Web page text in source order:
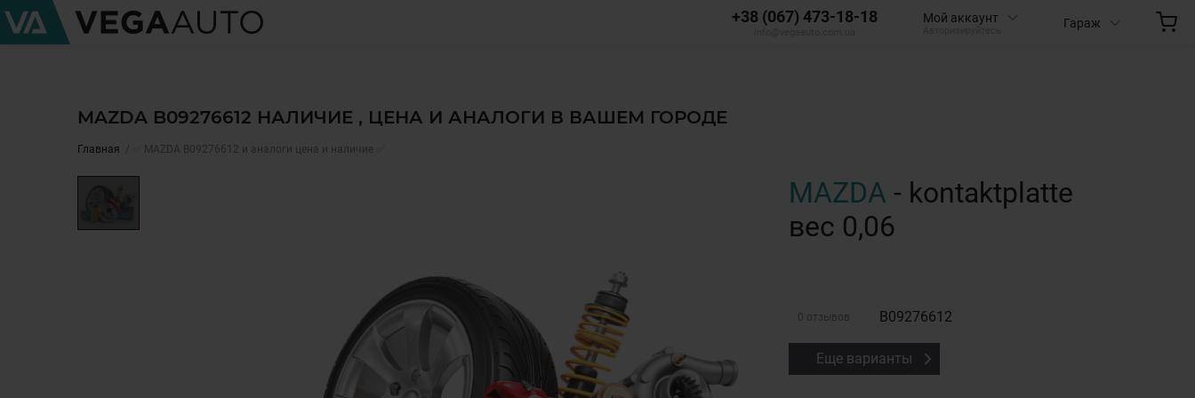
+38 (067) 473-18-18 Мой аккаунт Гараж
MAZDA B09276612 НАЛИЧИЕ , ЦЕНА И АНАЛОГИ В ВАШЕМ ГОРОДЕ
Главная ✅ MAZDA B09276612 и аналоги цена и наличие ✅
MAZDA - kontaktplatte
вес 0,06
0 отзывов B09276612
Еще варианты